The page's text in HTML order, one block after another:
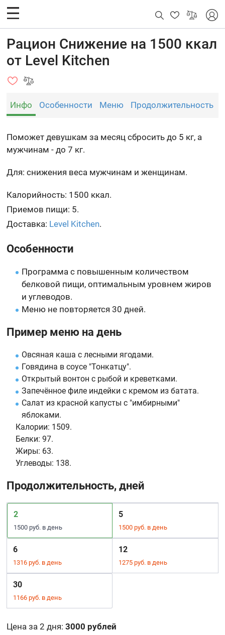
Рацион Снижение на 1500 ккал
от Level Kitchen
Инфо Особенности Меню Продолжительность
Поможет девушкам за месяц сбросить до 5 кг, а
мужчинам - до 7 кг.
Для: снижения веса мужчинам и женщинам.
Калорийность: 1500 ккал.
Приемов пищи: 5.
Доставка: Level Kitchen.
Особенности
Программа с повышенным количеством
белковой пищи, оптимальным уровнем жиров
и углеводов.
Меню не повторяется 30 дней.
Пример меню на день
Овсяная каша с лесными ягодами.
Говядина в соусе "Тонкатцу".
Открытый вонтон с рыбой и креветками.
Запечённое филе индейки с кремом из батата.
Салат из красной капусты с "имбирными"
яблоками.
Калории: 1509.
Белки: 97.
Жиры: 63.
Углеводы: 138.
Продолжительность, дней
2
1500 руб. в день
5
1500 руб. в день
6
1316 руб. в день
12
1275 руб. в день
30
1166 руб. в день
Цена за 2 дня:3000 рублей